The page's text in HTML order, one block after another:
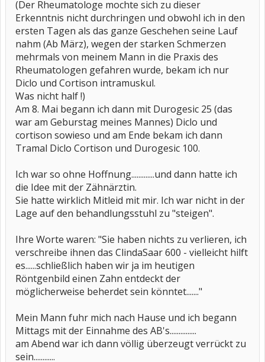
(Der Rheumatologe mochte sich zu dieser
Erkenntnis nicht durchringen und obwohl ich in den
ersten Tagen als das ganze Geschehen seine Lauf
nahm (Ab März), wegen der starken Schmerzen
mehrmals von meinem Mann in die Praxis des
Rheumatologen gefahren wurde, bekam ich nur
Diclo und Cortison intramuskul.
Was nicht half !)
Am 8. Mai begann ich dann mit Durogesic 25 (das
war am Geburstag meines Mannes) Diclo und
cortison sowieso und am Ende bekam ich dann
Tramal Diclo Cortison und Durogesic 100.
Ich war so ohne Hoffnung.............und dann hatte ich
die Idee mit der Zähnärztin.
Sie hatte wirklich Mitleid mit mir. Ich war nicht in der
Lage auf den behandlungsstuhl zu "steigen".
Ihre Worte waren: "Sie haben nichts zu verlieren, ich
verschreibe ihnen das ClindaSaar 600 - vielleicht hilft
es......schließlich haben wir ja im heutigen
Röntgenbild einen Zahn entdeckt der
möglicherweise beherdet sein könntet......."
Mein Mann fuhr mich nach Hause und ich begann
Mittags mit der Einnahme des AB's...............
am Abend war ich dann völlig überzeugt verrückt zu
sein............